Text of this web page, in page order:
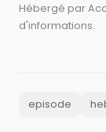
Hébergé par
d'informations.
episode